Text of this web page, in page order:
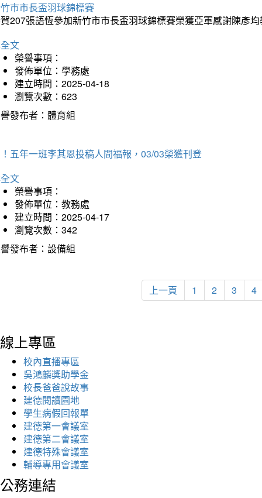
市市長盃羽球錦標賽
207張語恆參加新竹市市長盃羽球錦標賽榮獲亞軍感謝陳彥
文
榮譽事項：
發佈單位：學務處
建立時間：2025-04-18
瀏覽次數：623
發布者：體育組
五年一班李其恩投稿人間福報，03/03榮獲刊登
文
榮譽事項：
發佈單位：教務處
建立時間：2025-04-17
瀏覽次數：342
發布者：設備組
上一頁 1 2 3 4
線上專區
校內直播專區
吳鴻麟獎助學金
校長爸爸說故事
建德閱讀園地
學生病假回報單
建德第一會議室
建德第二會議室
建德特殊會議室
輔導專用會議室
公務連結